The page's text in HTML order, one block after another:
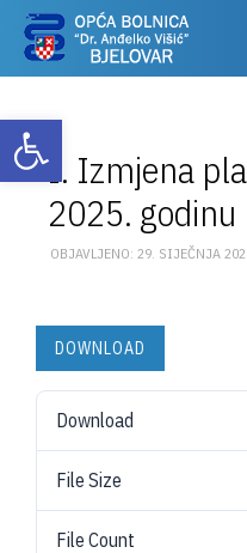
Otvori alatnu traku
I. Izmjena
2025. godinu
OBJAVLJENO: 29. SIJEČNJA
DOWNLOAD
Download
File Size
File Count